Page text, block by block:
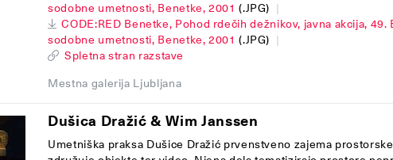
sodobne umetnosti, Benetke, 2001 (.JPG) |
CODE:RED Benetke, Pohod rdečih dežnikov, javna akcija, 49.
sodobne umetnosti, Benetke, 2001 (.JPG) |
Spletna stran razstave
Mestna galerija Ljubljana
Dušica Dražić & Wim Janssen
Umetniška praksa Dušice Dražić prvenstveno zajema